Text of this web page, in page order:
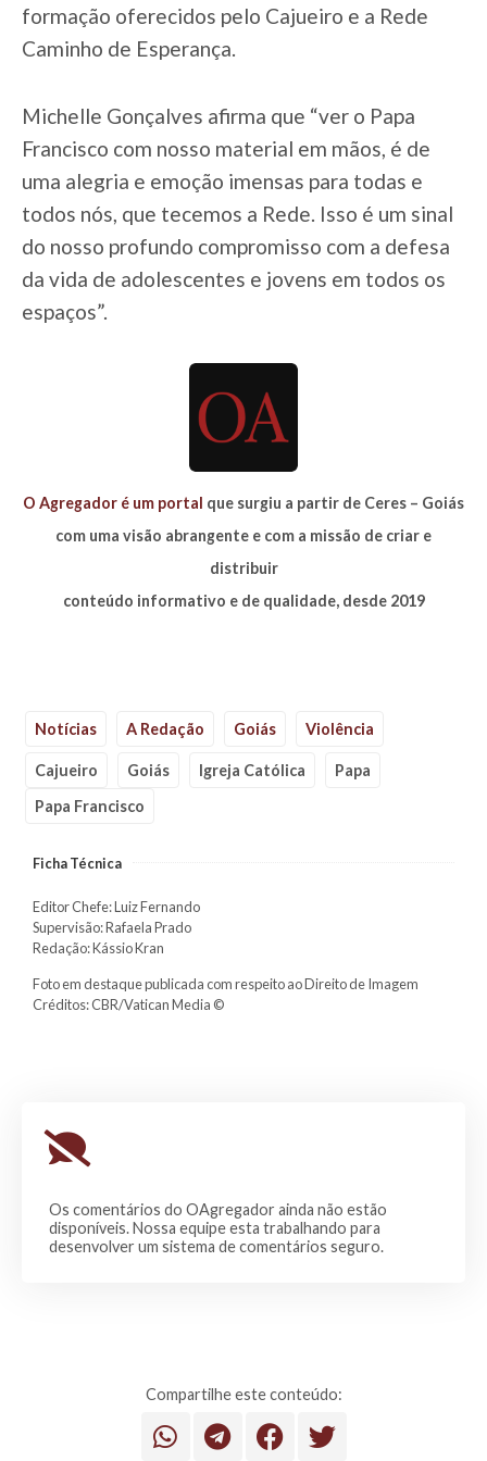
formação oferecidos pelo Cajueiro e a Rede
Caminho de Esperança.
Michelle Gonçalves afirma que “ver o Papa
Francisco com nosso material em mãos, é de
uma alegria e emoção imensas para todas e
todos nós, que tecemos a Rede. Isso é um sinal
do nosso profundo compromisso com a defesa
da vida de adolescentes e jovens em todos os
espaços”.
O Agregador é um portal que surgiu a partir de Ceres – Goiás
com uma visão abrangente e com a missão de criar e
distribuir
conteúdo informativo e de qualidade, desde 2019
Notícias A Redação Goiás Violência
Cajueiro Goiás Igreja Católica
Papa
Papa Francisco
Ficha Técnica
Editor Chefe: Luiz Fernando
Supervisão: Rafaela Prado
Redação: Kássio Kran
Foto em destaque publicada com respeito ao Direito de Imagem
Créditos: CBR/Vatican Media ©
Os comentários do OAgregador ainda não estão
disponíveis. Nossa equipe esta trabalhando para
desenvolver um sistema de comentários seguro.
Compartilhe este conteúdo: